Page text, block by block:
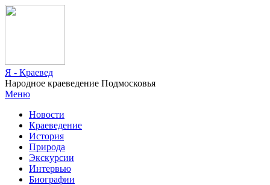
Я - Краевед
Народное краеведение Подмосковья
Меню
Новости
Краеведение
История
Природа
Экскурсии
Интервью
Биографии